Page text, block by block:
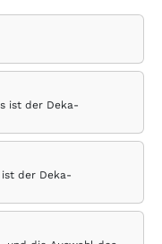
ist der Deka-
der Deka-